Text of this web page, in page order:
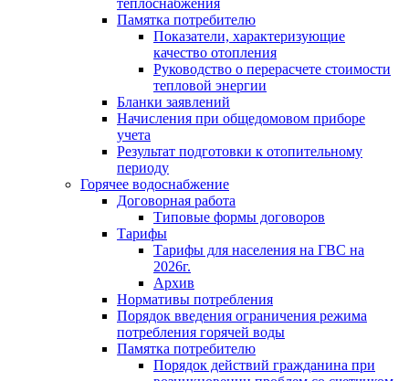
теплоснабжения
Памятка потребителю
Показатели, характеризующие
качество отопления
Руководство о перерасчете стоимости
тепловой энергии
Бланки заявлений
Начисления при общедомовом приборе
учета
Результат подготовки к отопительному
периоду
Горячее водоснабжение
Договорная работа
Типовые формы договоров
Тарифы
Тарифы для населения на ГВС на
2026г.
Архив
Нормативы потребления
Порядок введения ограничения режима
потребления горячей воды
Памятка потребителю
Порядок действий гражданина при